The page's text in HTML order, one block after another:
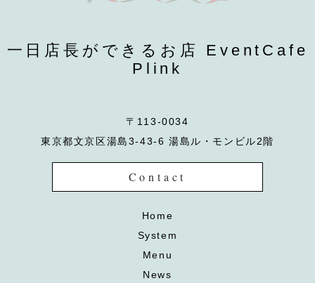
一日店長ができるお店 EventCafe
Plink
〒113-0034
東京都文京区湯島3-43-6 湯島ル・モンビル2階
Contact
Home
System
Menu
News